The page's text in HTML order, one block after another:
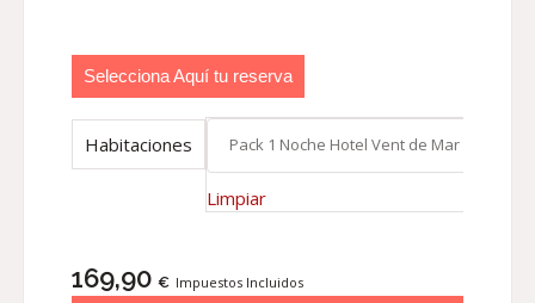
Selecciona Aquí tu reserva
Habitaciones
Limpiar
169,90 € Impuestos Incluidos